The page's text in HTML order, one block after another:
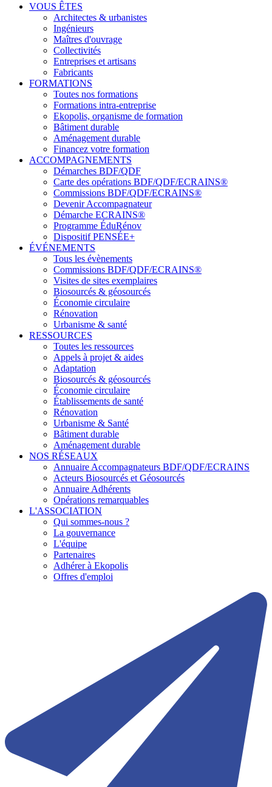
VOUS ÊTES
Architectes & urbanistes
Ingénieurs
Maîtres d'ouvrage
Collectivités
Entreprises et artisans
Fabricants
FORMATIONS
Toutes nos formations
Formations intra-entreprise
Ekopolis, organisme de formation
Bâtiment durable
Aménagement durable
Financez votre formation
ACCOMPAGNEMENTS
Démarches BDF/QDF
Carte des opérations BDF/QDF/ECRAINS®
Commissions BDF/QDF/ECRAINS®
Devenir Accompagnateur
Démarche ECRAINS®
Programme ÉduRénov
Dispositif PENSÉE+
ÉVÉNEMENTS
Tous les évènements
Commissions BDF/QDF/ECRAINS®
Visites de sites exemplaires
Biosourcés & géosourcés
Économie circulaire
Rénovation
Urbanisme & santé
RESSOURCES
Toutes les ressources
Appels à projet & aides
Adaptation
Biosourcés & géosourcés
Économie circulaire
Établissements de santé
Rénovation
Urbanisme & Santé
Bâtiment durable
Aménagement durable
NOS RÉSEAUX
Annuaire Accompagnateurs BDF/QDF/ECRAINS
Acteurs Biosourcés et Géosourcés
Annuaire Adhérents
Opérations remarquables
L'ASSOCIATION
Qui sommes-nous ?
La gouvernance
L'équipe
Partenaires
Adhérer à Ekopolis
Offres d'emploi